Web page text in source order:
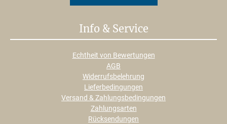
Info & Service
Echtheit von Bewertungen
AGB
Widerrufsbelehrung
Lieferbedingungen
Versand & Zahlungsbedingungen
Zahlungsarten
Rücksendungen